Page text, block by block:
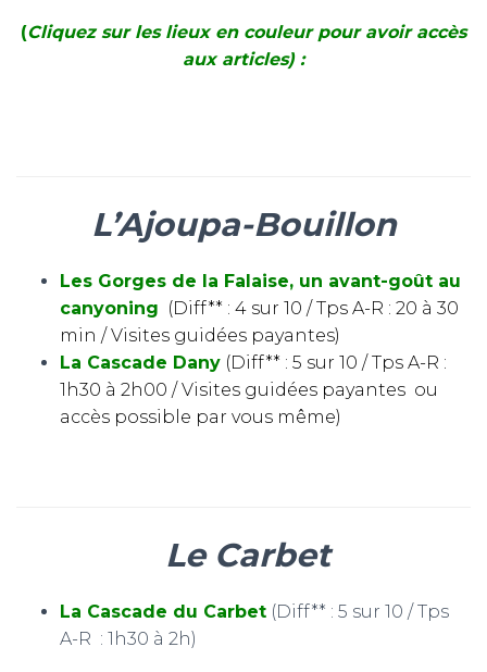
(Cliquez sur les lieux en couleur pour avoir accès
aux articles) :
L’Ajoupa-Bouillon
Les Gorges de la Falaise, un avant-goût au
canyoning (Diff** : 4 sur 10 / Tps A-R : 20 à 30
min / Visites guidées payantes)
La Cascade Dany (Diff** : 5 sur 10 / Tps A-R :
1h30 à 2h00 / Visites guidées payantes ou
accès possible par vous même)
Le Carbet
La Cascade du Carbet (Diff** : 5 sur 10 / Tps
A-R : 1h30 à 2h)